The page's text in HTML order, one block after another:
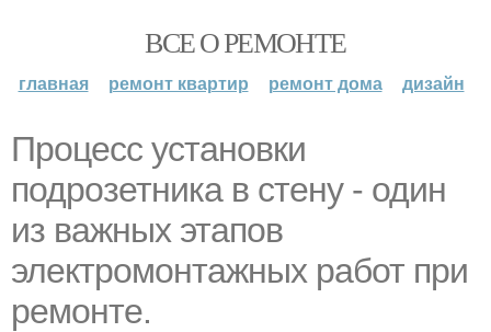
ВСЕ О РЕМОНТЕ
главная ремонт квартир ремонт дома дизайн
Процесс установки
подрозетника в стену - один
из важных этапов
электромонтажных работ при
ремонте.